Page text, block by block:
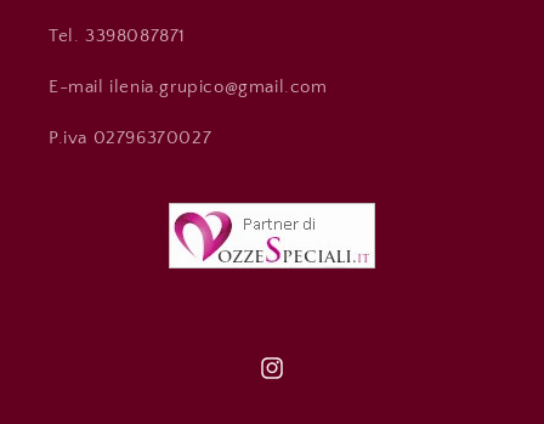
Tel. 3398087871
E-mail ilenia.grupico@gmail.com
P.iva 02796370027
Instagram